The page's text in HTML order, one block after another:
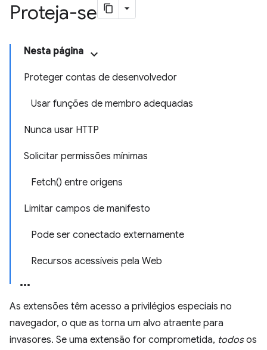
Proteja-se
Nesta página
Proteger contas de desenvolvedor
Usar funções de membro adequadas
Nunca usar HTTP
Solicitar permissões mínimas
Fetch() entre origens
Limitar campos de manifesto
Pode ser conectado externamente
Recursos acessíveis pela Web
As extensões têm acesso a privilégios especiais no
navegador, o que as torna um alvo atraente para
invasores. Se uma extensão for comprometida, todosos